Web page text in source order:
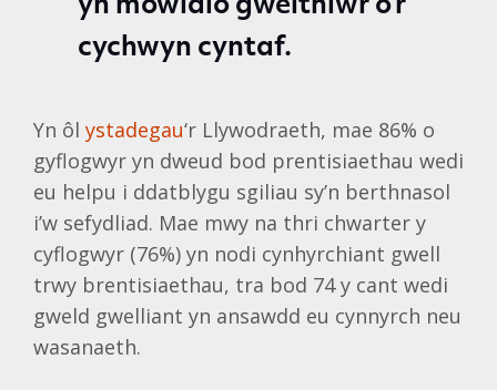
yn mowldio gweithiwr o’r
cychwyn cyntaf.
Yn ôl ystadegau‘r Llywodraeth, mae 86% o
gyflogwyr yn dweud bod prentisiaethau wedi
eu helpu i ddatblygu sgiliau sy’n berthnasol
i’w sefydliad. Mae mwy na thri chwarter y
cyflogwyr (76%) yn nodi cynhyrchiant gwell
trwy brentisiaethau, tra bod 74 y cant wedi
gweld gwelliant yn ansawdd eu cynnyrch neu
wasanaeth.